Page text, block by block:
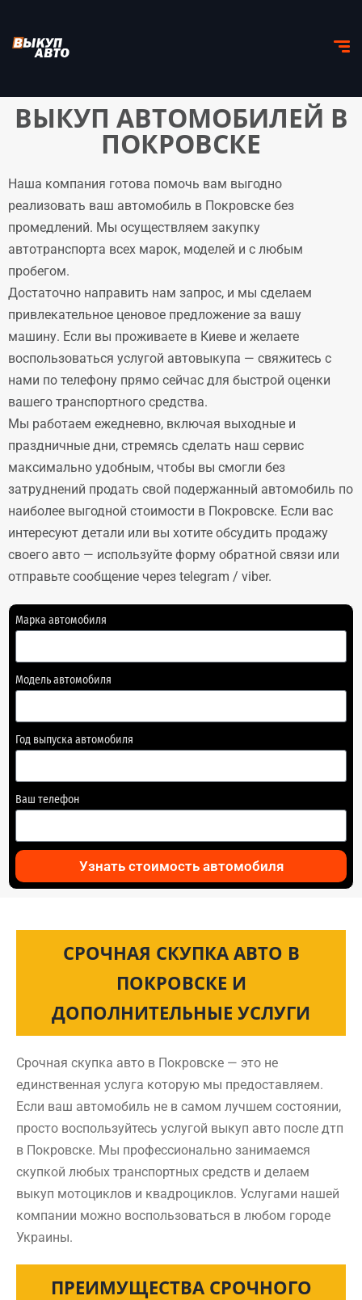
ВЫКУП АВТОМОБИЛЕЙ В
ПОКРОВСКЕ
Наша компания готова помочь вам выгодно
реализовать ваш автомобиль в Покровске без
промедлений. Мы осуществляем закупку
автотранспорта всех марок, моделей и с любым
пробегом.
Достаточно направить нам запрос, и мы сделаем
привлекательное ценовое предложение за вашу
машину. Если вы проживаете в Киеве и желаете
воспользоваться услугой автовыкупа — свяжитесь с
нами по телефону прямо сейчас для быстрой оценки
вашего транспортного средства.
Мы работаем ежедневно, включая выходные и
праздничные дни, стремясь сделать наш сервис
максимально удобным, чтобы вы смогли без
затруднений продать свой подержанный автомобиль по
наиболее выгодной стоимости в Покровске. Если вас
интересуют детали или вы хотите обсудить продажу
своего авто — используйте форму обратной связи или
отправьте сообщение через telegram / viber.
Марка автомобиля
Модель автомобиля
Год выпуска автомобиля
Ваш телефон
Узнать стоимость автомобиля
СРОЧНАЯ СКУПКА АВТО В
ПОКРОВСКЕ И
ДОПОЛНИТЕЛЬНЫЕ УСЛУГИ
Срочная скупка авто в Покровске — это не
единственная услуга которую мы предоставляем.
Если ваш автомобиль не в самом лучшем состоянии,
просто воспользуйтесь услугой выкуп авто после дтп
в Покровске. Мы профессионально занимаемся
скупкой любых транспортных средств и делаем
выкуп мотоциклов и квадроциклов. Услугами нашей
компании можно воспользоваться в любом городе
Украины.
ПРЕИМУЩЕСТВА СРОЧНОГО